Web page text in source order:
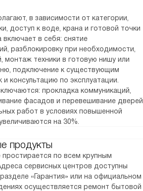
в зависимости от категории,
доступ к воде, крана и готовой точки
включает в себя: снятие
разблокировку при необходимости,
монтаж техники в готовую нишу или
подключение к существующим
консультацию по эксплуатации.
прокладка коммуникаций,
фасадов и перевешивание дверей.
работ в условиях повышенной
на 30%.
продукты
по всем крупным
сервисных центров доступны
«Гарантия» или на официальном
осуществляется ремонт бытовой